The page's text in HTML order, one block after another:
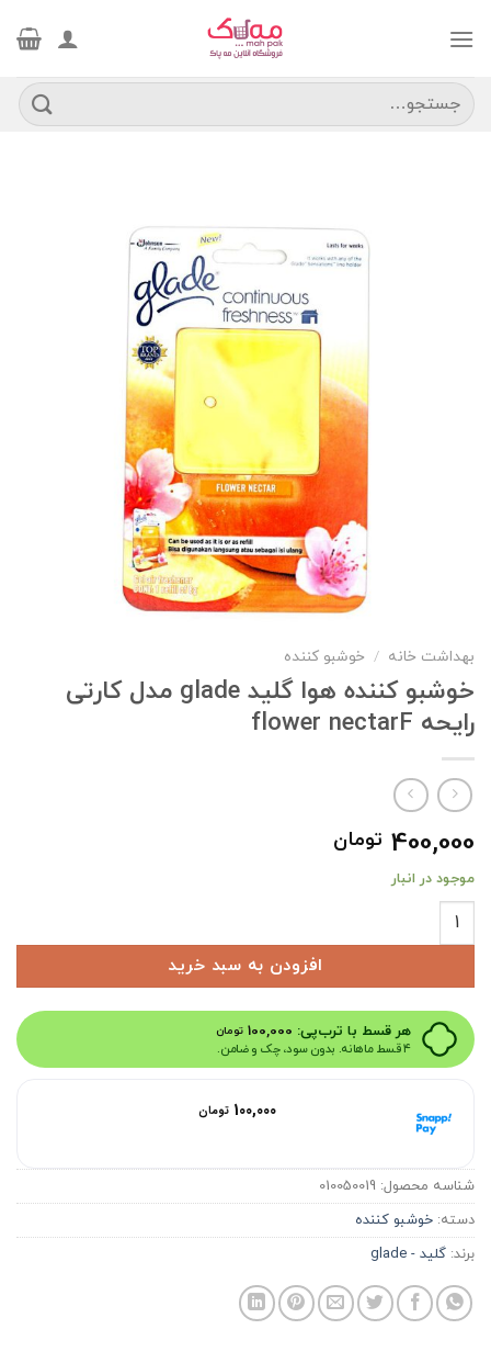
جستجو
برای:
بهداشت خانه / خوشبو کننده
خوشبو کننده هوا گلید glade مدل کارتی
رایحه flower nectarF
400,000 تومان
موجود در انبار
خوشبو کننده هوا گلید glade مدل کارتی رایحه flower nectarF عدد
افزودن به سبد خرید
هر قسط با ترب‌پی: 100,000 تومان
۴ قسط ماهانه. بدون سود، چک و ضامن.
100,000 تومان
شناسه محصول: 010050019
دسته: خوشبو کننده
برند: گلید - glade